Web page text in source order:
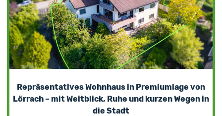
Repräsentatives Wohnhaus in Premiumlage von
Lörrach – mit Weitblick, Ruhe und kurzen Wegen in
die Stadt